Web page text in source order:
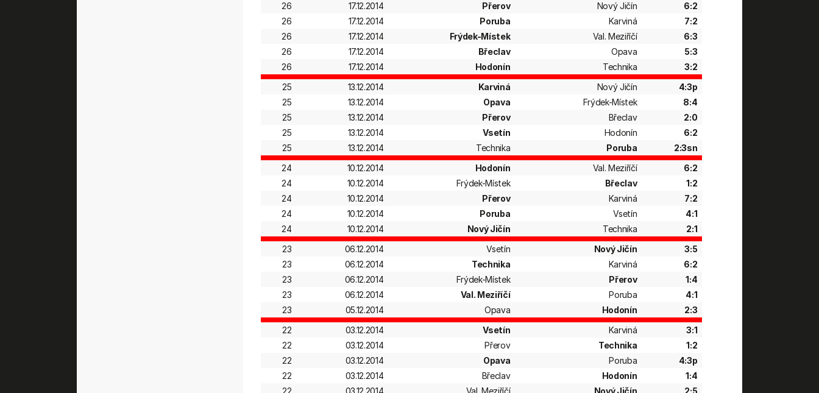
26
17.12.2014 Přerov Nový Jičín
6:2
26
17.12.2014 Poruba Karviná
7:2
26
17.12.2014 Frýdek-Místek Val. Meziříčí
6:3
26
17.12.2014 Břeclav Opava
5:3
26
17.12.2014 Hodonín Technika
3:2
25
13.12.2014 Karviná Nový Jičín
4:3p
25
13.12.2014 Opava Frýdek-Místek
8:4
25
13.12.2014 Přerov Břeclav
2:0
25
13.12.2014 Vsetín Hodonín
6:2
25
13.12.2014 Technika Poruba
2:3sn
24
10.12.2014 Hodonín Val. Meziříčí
6:2
24
10.12.2014 Frýdek-Místek Břeclav
1:2
24
10.12.2014 Přerov Karviná
7:2
24
10.12.2014 Poruba Vsetín
4:1
24
10.12.2014 Nový Jičín Technika
2:1
23
06.12.2014 Vsetín Nový Jičín
3:5
23
06.12.2014 Technika Karviná
6:2
23
06.12.2014 Frýdek-Místek Přerov
1:4
23
06.12.2014 Val. Meziříčí Poruba
4:1
23
05.12.2014 Opava Hodonín
2:3
22
03.12.2014 Vsetín Karviná
3:1
22
03.12.2014 Přerov Technika
1:2
22
03.12.2014 Opava Poruba
4:3p
22
03.12.2014 Břeclav Hodonín
1:4
22
03.12.2014 Val. Meziříčí Nový Jičín 2:5